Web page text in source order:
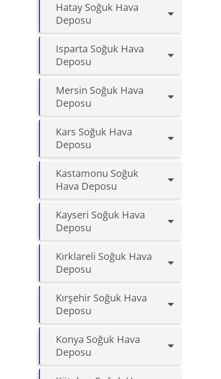
Hatay Soğuk Hava
Deposu
Isparta Soğuk Hava
Deposu
Mersin Soğuk Hava
Deposu
Kars Soğuk Hava
Deposu
Kastamonu Soğuk
Hava Deposu
Kayseri Soğuk Hava
Deposu
Kırklareli Soğuk Hava
Deposu
Kırşehir Soğuk Hava
Deposu
Konya Soğuk Hava
Deposu